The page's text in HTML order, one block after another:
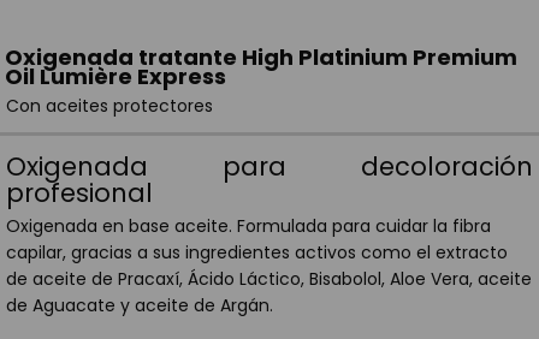
Oxigenada tratante High Platinium Premium
Oil Lumière Express
Con aceites protectores
Oxigenada para decoloración
profesional
Oxigenada en base aceite. Formulada para cuidar la fibra
capilar, gracias a sus ingredientes activos como el extracto
de aceite de Pracaxí, Ácido Láctico, Bisabolol, Aloe Vera, aceite
de Aguacate y aceite de Argán.